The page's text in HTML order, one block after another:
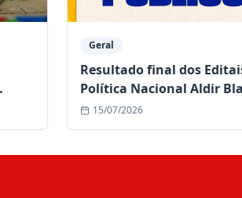
Geral
Resultado final dos
Política Nacional Aldir
de Cultura já está
15/07/2026